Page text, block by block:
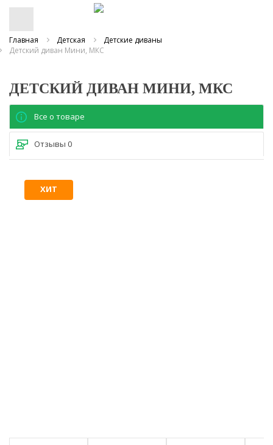
Главная Детская
Детские диваны
Детский диван Мини, МКС
ДЕТСКИЙ ДИВАН МИНИ, МКС
Все о товаре
Отзывы 0
ХИТ